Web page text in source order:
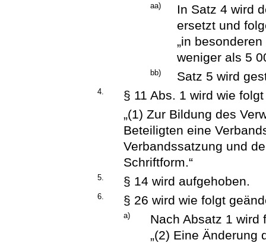
aa)
In Satz 4 wird
ersetzt und
„in
weniger als 5
bb) Satz 5 wird
4.
§ 11 Abs. 1 wird wie
„(1) Zur Bildung des
Beteiligten eine
Verbandssatzung und
Schriftform.“
5. § 14 wird aufgehoben.
6. § 26 wird wie folgt
a)
Nach Absatz 1 wird
„(2) Eine Änderung